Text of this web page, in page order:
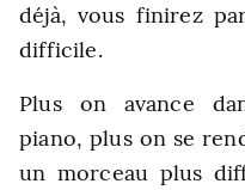
déjà, vous finirez
difficile.
Plus on avance
piano, plus on se
un morceau plus